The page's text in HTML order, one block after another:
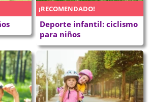
¡RECOMENDADO!
Deporte infantil: ciclismo
para niños